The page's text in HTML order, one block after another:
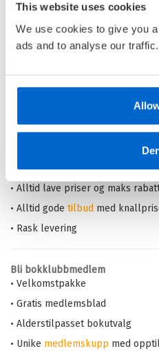
This website uses cookies
We use cookies to give you
ads and to analyse our traffic.
Innbundet
Ikke
Kjøp
Barnas Egen
• Best på barnebøker
• Alltid lave priser og maks
• Alltid gode tilbud med
• Rask levering
Bli bokklubbmedlem
• Velkomstpakke
• Gratis medlemsblad
• Alderstilpasset bokutvalg
• Unike medlemskupp med